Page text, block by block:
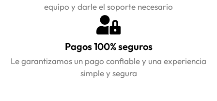
equípo y darle el soporte necesario
Pagos 100% seguros
Le garantizamos un pago confiable y una experiencia
simple y segura